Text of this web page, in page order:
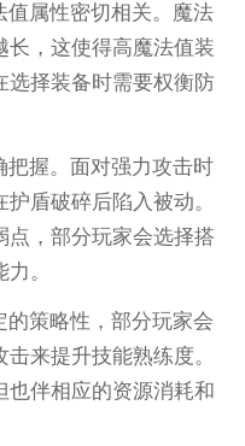
值属性密切相关。魔法
长，这使得高魔法值装
选择装备时需要权衡防
把握。面对强力攻击时
盾破碎后陷入被动。
点，部分玩家会选择搭
。
策略性，部分玩家会
来提升技能熟练度。
伴相应的资源消耗和